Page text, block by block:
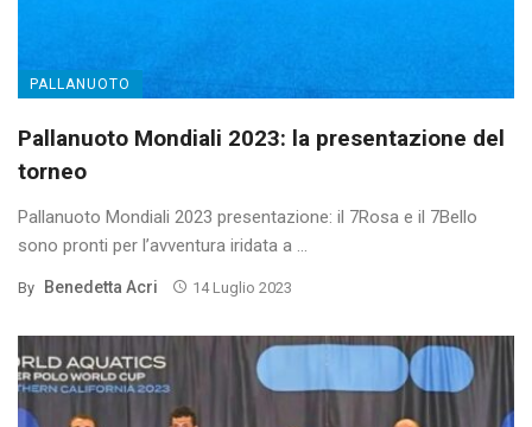
PALLANUOTO
Pallanuoto Mondiali 2023: la presentazione del
torneo
Pallanuoto Mondiali 2023 presentazione: il 7Rosa e il 7Bello
sono pronti per l’avventura iridata a ...
By Benedetta Acri 14 Luglio 2023